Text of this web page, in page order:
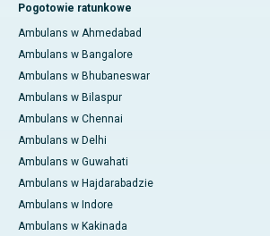
Pogotowie ratunkowe
Ambulans w Ahmedabad
Ambulans w Bangalore
Ambulans w Bhubaneswar
Ambulans w Bilaspur
Ambulans w Chennai
Ambulans w Delhi
Ambulans w Guwahati
Ambulans w Hajdarabadzie
Ambulans w Indore
Ambulans w Kakinada